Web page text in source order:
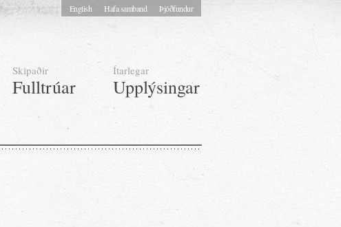
Skipaðir
Fulltrúar
Ítarlegar
Upplýsingar
English Hafa samband Þjóðfundur